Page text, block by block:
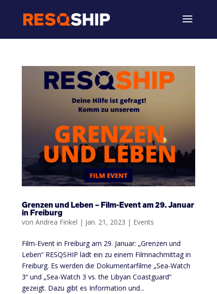
Grenzen und Leben – Film-Event am 29. Januar
in Freiburg
von Andrea Finkel | Jan. 21, 2023 | Events
Film-Event in Freiburg am 29. Januar: „Grenzen und
Leben“ RESQSHIP lädt ein zu einem Filmnachmittag in
Freiburg. Es werden die Dokumentarfilme „Sea-Watch
3“ und „Sea-Watch 3 vs. the Libyan Coastguard“
gezeigt. Dazu gibt es Information und...